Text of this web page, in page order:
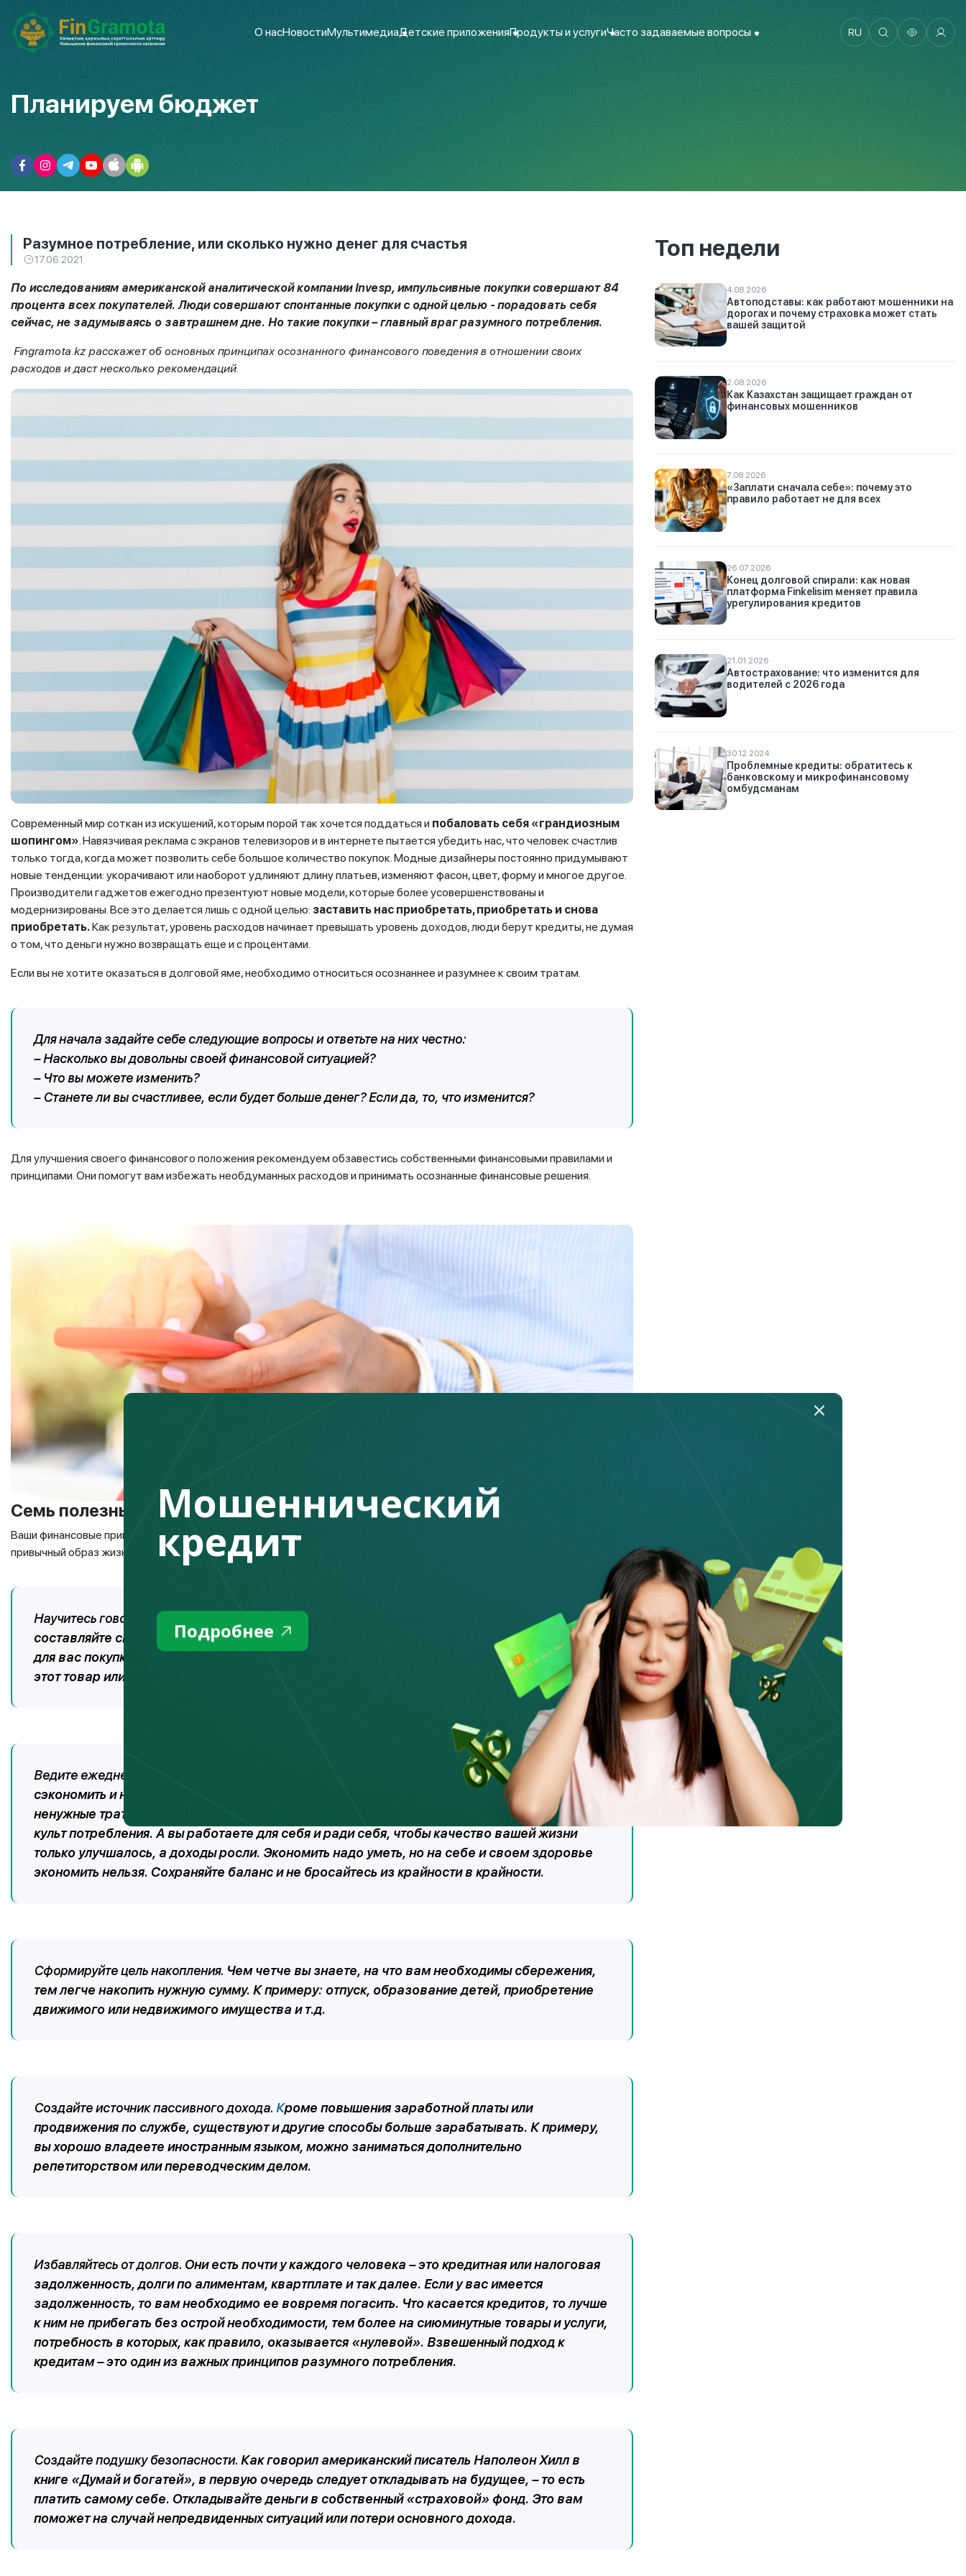
О насНовостиМультимедиаДетские приложенияПродукты и услугиЧасто задаваемые вопросы RU
Планируем бюджет
Разумное потребление, или сколько нужно денег для счастья
17.06.2021
По исследованиям американской аналитической компании Invesp, импульсивные покупки совершают 84
процента всех покупателей. Люди совершают спонтанные покупки с одной целью - порадовать себя
сейчас, не задумываясь о завтрашнем дне. Но такие покупки – главный враг разумного потребления.
Fingramota.kz расскажет об основных принципах осознанного финансового поведения в отношении своих
расходов и даст несколько рекомендаций.
Современный мир соткан из искушений, которым порой так хочется поддаться и побаловать себя «грандиозным
шопингом». Навязчивая реклама с экранов телевизоров и в интернете пытается убедить нас, что человек счастлив
только тогда, когда может позволить себе большое количество покупок. Модные дизайнеры постоянно придумывают
новые тенденции: укорачивают или наоборот удлиняют длину платьев, изменяют фасон, цвет, форму и многое другое.
Производители гаджетов ежегодно презентуют новые модели, которые более усовершенствованы и
модернизированы. Все это делается лишь с одной целью: заставить нас приобретать, приобретать и снова
приобретать.Как результат, уровень расходов начинает превышать уровень доходов, люди берут кредиты, не думая
о том, что деньги нужно возвращать еще и с процентами.
Если вы не хотите оказаться в долговой яме, необходимо относиться осознаннее и разумнее к своим тратам.
Для начала задайте себе следующие вопросы и ответьте на них честно:
– Насколько вы довольны своей финансовой ситуацией?
– Что вы можете изменить?
– Станете ли вы счастливее, если будет больше денег? Если да, то, что изменится?
Для улучшения своего финансового положения рекомендуем обзавестись собственными финансовыми правилами и
принципами. Они помогут вам избежать необдуманных расходов и принимать осознанные финансовые решения.
Семь полезных финансовых привычек
Ваши финансовые привычки должны исходить от ваших потребностей, а принципы разумного потребления войти в
привычный образ жизни.
Научитесь говорить «нет» незапланированным тратам.
К примеру, перед походом в магазин
составляйте списки, дайте себе время – от 1 до нескольких дней – на обдумывание важной
для вас покупки. Утро вечера мудренее, и возможно, уже завтра вы передумаете покупать
этот товар или услугу.
Ведите ежедневный
Учет своих доходов и расходов поможет вам
сэкономить и накопить. Особое внимание уделяйте графе «Расходы», стараясь сократить
ненужные траты. Не поддавайтесь на уловки маркетологов, они работают, чтобы работал
культ потребления. А вы работаете для себя и ради себя, чтобы качество вашей жизни
только улучшалось, а доходы росли. Экономить надо уметь, но на себе и своем здоровье
экономить нельзя. Сохраняйте баланс и не бросайтесь из крайности в крайности.
Сформируйте цель накопления. Чем четче вы знаете, на что вам необходимы сбережения,
тем легче накопить нужную сумму. К примеру: отпуск, образование детей, приобретение
движимого или недвижимого имущества и т.д.
Создайте источникпассивного дохода. Кроме повышения заработной платы или
продвижения по службе, существуют и другие способы больше зарабатывать. К примеру,
вы хорошо владеете иностранным языком, можно заниматься дополнительно
репетиторством или переводческим делом.
Избавляйтесь от долгов. Они есть почти у каждого человека – это кредитная или налоговая
задолженность, долги по алиментам, квартплате и так далее. Если у вас имеется
задолженность, то вам необходимо ее вовремя погасить. Что касается кредитов, то лучше
к ним не прибегать без острой необходимости, тем более на сиюминутные товары и услуги,
потребность в которых, как правило, оказывается «нулевой». Взвешенный подход к
кредитам – это один из важных принципов разумного потребления.
Создайте подушку безопасности. Как говорил американский писатель Наполеон Хилл в
книге «Думай и богатей», в первую очередь следует откладывать на будущее, – то есть
платить самому себе. Откладывайте деньги в собственный «страховой» фонд. Это вам
поможет на случай непредвиденных ситуаций или потери основного дохода.
Топ недели
4.08.2026
Автоподставы: как работают мошенники на
дорогах и почему страховка может стать
вашей защитой
2.08.2026
Как Казахстан защищает граждан от
финансовых мошенников
7.08.2026
«Заплати сначала себе»: почему это
правило работает не для всех
26.07.2026
Конец долговой спирали: как новая
платформа Finkelisim меняет правила
урегулирования кредитов
21.01.2026
Автострахование: что изменится для
водителей с 2026 года
30.12.2024
Проблемные кредиты: обратитесь к
банковскому и микрофинансовому
омбудсманам
Мошеннический
кредит
Подробнее